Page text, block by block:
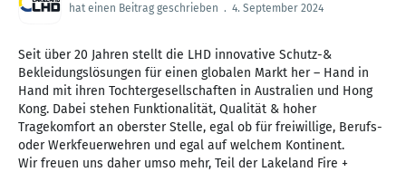
hat einen Beitrag geschrieben . 4. September 2024
Seit über 20 Jahren stellt die LHD innovative Schutz-&
Bekleidungslösungen für einen globalen Markt her – Hand in
Hand mit ihren Tochtergesellschaften in Australien und Hong
Kong. Dabei stehen Funktionalität, Qualität & hoher
Tragekomfort an oberster Stelle, egal ob für freiwillige, Berufs-
oder Werkfeuerwehren und egal auf welchem Kontinent.
Wir freuen uns daher umso mehr, Teil der Lakeland Fire +